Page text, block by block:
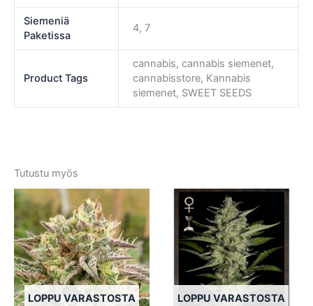
Siemeniä
Paketissa
4, 7
Product Tags
cannabis, cannabis siemenet,
cannabisstore, Kannabis
siemenet, SWEET SEEDS
Tutustu myös
LOPPU VARASTOSTA
tuotteella
on
useampi
muunnelma.
Voit
tehdä
LOPPU VARASTOSTA
Tällä